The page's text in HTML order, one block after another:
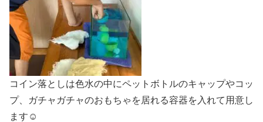
コイン落としは色水の中にペットボトルのキャップやコッ
プ、ガチャガチャのおもちゃを居れる容器を入れて用意し
ます☺️